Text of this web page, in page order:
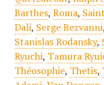
Barthes, Roma,
Dali, Serge Rezvanni,
Stanislas Rodansky,
Ryuchi, Tamura
Théosophie, Thetis,